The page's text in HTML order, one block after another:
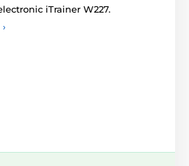
iTrainer W227.